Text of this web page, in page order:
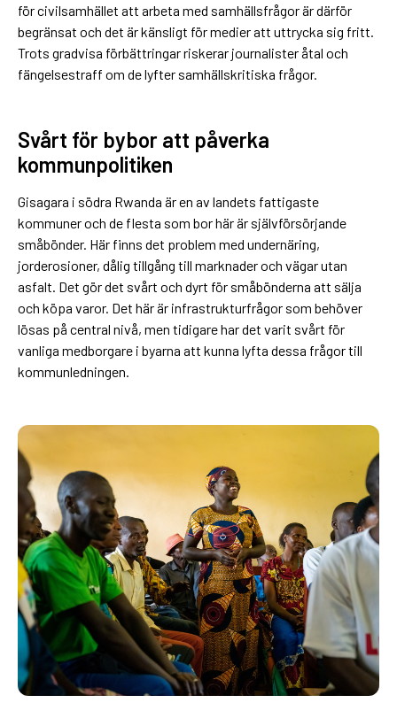
för civilsamhället att arbeta med samhällsfrågor är därför
begränsat och det är känsligt för medier att uttrycka sig fritt.
Trots gradvisa förbättringar riskerar journalister åtal och
fängelsestraff om de lyfter samhällskritiska frågor.
Svårt för bybor att påverka
kommunpolitiken
Gisagara i södra Rwanda är en av landets fattigaste
kommuner och de flesta som bor här är självförsörjande
småbönder. Här finns det problem med undernäring,
jorderosioner, dålig tillgång till marknader och vägar utan
asfalt. Det gör det svårt och dyrt för småbönderna att sälja
och köpa varor. Det här är infrastrukturfrågor som behöver
lösas på central nivå, men tidigare har det varit svårt för
vanliga medborgare i byarna att kunna lyfta dessa frågor till
kommunledningen.